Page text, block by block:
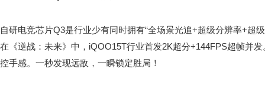
自研电竞芯片Q3是行业少有同时拥有“全场景光追+超级分辨率+超
在《逆战：未来》中，iQOO15T行业首发2K超分+144FPS超帧并
控手感。一秒发现远敌，一瞬锁定胜局！